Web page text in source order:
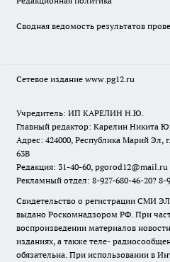
Сводная ведомость результатов
Сетевое издание www.pg12.ru
Учредитель: ИП КАРЕЛИН Н.Ю.
Главный редактор: Карелин Никита
Адрес: 424000, Республика Марий Эл,
63В
Редакция: 31-40-60, pgorod12@mail.ru
Рекламный отдел: 8-927-680-46-20? 8-
Свидетельство о регистрации СМИ
выдано Роскомнадзором РФ. При
воспроизведении материалов
изданиях, а также теле-
обязательна. При использовании в